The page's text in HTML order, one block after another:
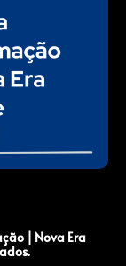
| Nova Era